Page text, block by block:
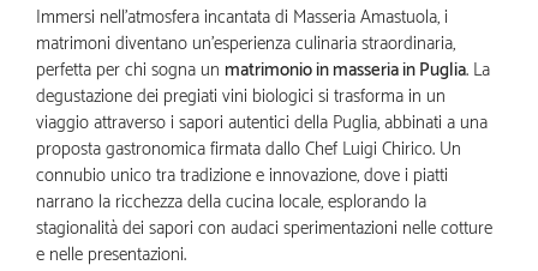
Immersi nell’atmosfera incantata di Masseria Amastuola, i
matrimoni diventano un’esperienza culinaria straordinaria,
perfetta per chi sogna un matrimonio in masseria in Puglia. La
degustazione dei pregiati vini biologici si trasforma in un
viaggio attraverso i sapori autentici della Puglia, abbinati a una
proposta gastronomica firmata dallo Chef Luigi Chirico. Un
connubio unico tra tradizione e innovazione, dove i piatti
narrano la ricchezza della cucina locale, esplorando la
stagionalità dei sapori con audaci sperimentazioni nelle cotture
e nelle presentazioni.